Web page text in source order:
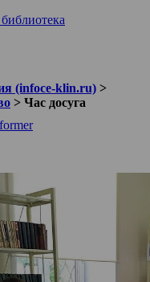
(infoce-klin.ru) >
> Час досуга